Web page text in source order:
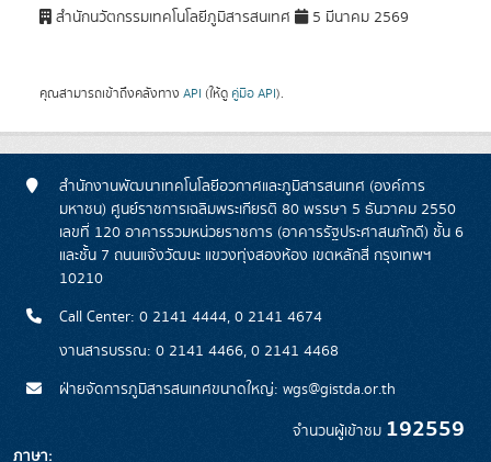
สำนักนวัตกรรมเทคโนโลยีภูมิสารสนเทศ 5 มีนาคม 2569
คุณสามารถเข้าถึงคลังทาง API (ให้ดู คู่มือ API).
สำนักงานพัฒนาเทคโนโลยีอวกาศและภูมิสารสนเทศ (องค์การ
มหาชน) ศูนย์ราชการเฉลิมพระเกียรติ 80 พรรษา 5 ธันวาคม 2550
เลขที่ 120 อาคารรวมหน่วยราชการ (อาคารรัฐประศาสนภักดี) ชั้น 6
และชั้น 7 ถนนแจ้งวัฒนะ แขวงทุ่งสองห้อง เขตหลักสี่ กรุงเทพฯ
10210
Call Center: 0 2141 4444, 0 2141 4674
งานสารบรรณ: 0 2141 4466, 0 2141 4468
ฝ่ายจัดการภูมิสารสนเทศขนาดใหญ่: wgs@gistda.or.th
จำนวนผู้เข้าชม 192559
ภาษา